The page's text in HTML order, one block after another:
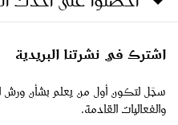
اشترك في نشرتنا البريدية
سجّل لتكون أول من يعلم بشأن ورش
والفعاليات القادمة.